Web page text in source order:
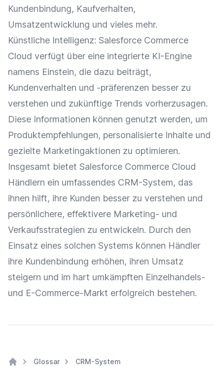
Kundenbindung, Kaufverhalten,
Umsatzentwicklung und vieles mehr.
Künstliche Intelligenz: Salesforce Commerce
Cloud verfügt über eine integrierte KI-Engine
namens Einstein, die dazu beiträgt,
Kundenverhalten und -präferenzen besser zu
verstehen und zukünftige Trends vorherzusagen.
Diese Informationen können genutzt werden, um
Produktempfehlungen, personalisierte Inhalte und
gezielte Marketingaktionen zu optimieren.
Insgesamt bietet Salesforce Commerce Cloud
Händlern ein umfassendes CRM-System, das
ihnen hilft, ihre Kunden besser zu verstehen und
persönlichere, effektivere Marketing- und
Verkaufsstrategien zu entwickeln. Durch den
Einsatz eines solchen Systems können Händler
ihre Kundenbindung erhöhen, ihren Umsatz
steigern und im hart umkämpften Einzelhandels-
und E-Commerce-Markt erfolgreich bestehen.
Glossar CRM-System